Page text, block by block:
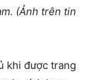
(Ảnh trên tin
khi được trang